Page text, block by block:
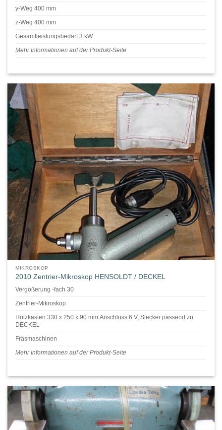
y-Weg 400 mm
z-Weg 400 mm
Gesamtleistungsbedarf 3 kW
Mehr Informationen auf der Produkt-Seite
MIKROSKOP
2010 Zentrier-Mikroskop HENSOLDT / DECKEL
Vergößerung -fach 30
Zentrier-Mikroskop
Holzkasten 330 x 250 x 90 mm.Anschluss 6 V, Stecker passend zu
DECKEL-
Fräsmaschinen
Mehr Informationen auf der Produkt-Seite